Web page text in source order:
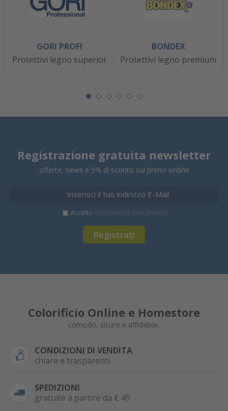
GORI PROFI
Protettivi legno superior
BONDEX
Protettivi legno premium
Registrazione gratuita newsletter
offerte, news e 5% di sconto sul primo ordine
Registrati
Accetto l’informativa sulla privacy
Colorificio Online e Homestore
comodo, sicuro e affidabile.
CONDIZIONI DI VENDITA
chiare e trasparenti
SPEDIZIONI
gratuite a partire da € 49